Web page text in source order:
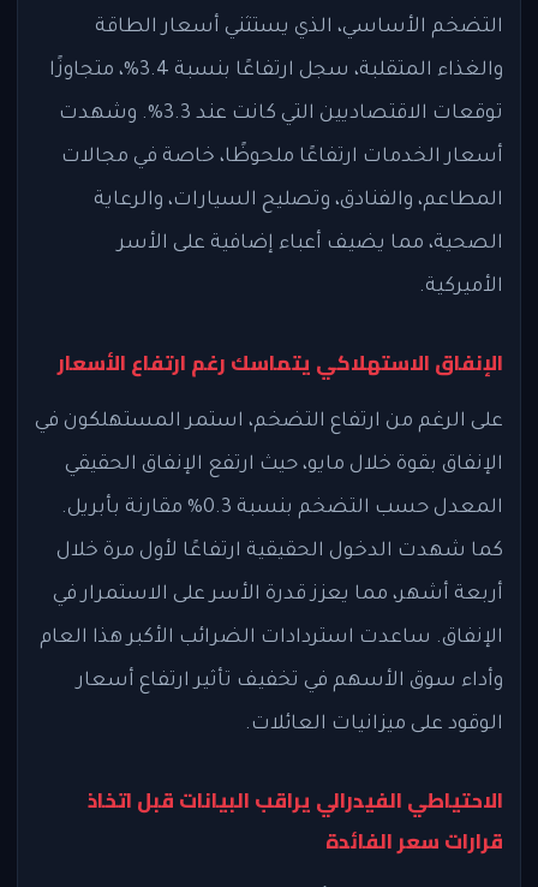
التضخم الأساسي، الذي يستثني أسعار الطاقة
والغذاء المتقلبة، سجل ارتفاعًا بنسبة 3.4%، متجاوزًا
توقعات الاقتصاديين التي كانت عند 3.3%. وشهدت
أسعار الخدمات ارتفاعًا ملحوظًا، خاصة في مجالات
المطاعم، والفنادق، وتصليح السيارات، والرعاية
الصحية، مما يضيف أعباء إضافية على الأسر
الأميركية.
الإنفاق الاستهلاكي يتماسك رغم ارتفاع الأسعار
على الرغم من ارتفاع التضخم، استمر المستهلكون في
الإنفاق بقوة خلال مايو، حيث ارتفع الإنفاق الحقيقي
المعدل حسب التضخم بنسبة 0.3% مقارنة بأبريل.
كما شهدت الدخول الحقيقية ارتفاعًا لأول مرة خلال
أربعة أشهر، مما يعزز قدرة الأسر على الاستمرار في
الإنفاق. ساعدت استردادات الضرائب الأكبر هذا العام
وأداء سوق الأسهم في تخفيف تأثير ارتفاع أسعار
الوقود على ميزانيات العائلات.
الاحتياطي الفيدرالي يراقب البيانات قبل اتخاذ
قرارات سعر الفائدة